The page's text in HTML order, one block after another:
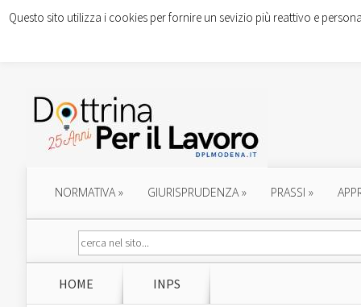
NORMATIVA» GIURISPRUDENZA» PRASSI »
HOME INPS
Questo sito utilizza i cookies per fornire un sevizio più reattivo e